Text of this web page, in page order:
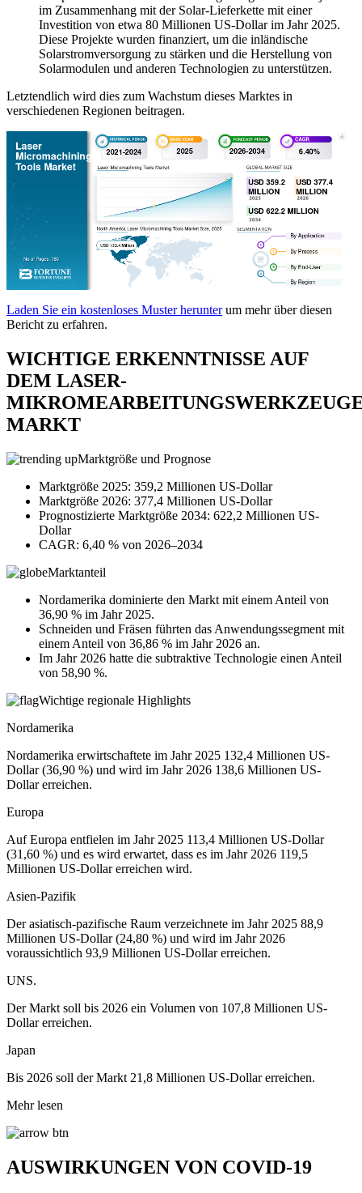
im Zusammenhang mit der Solar-Lieferkette mit einer
Investition von etwa 80 Millionen US-Dollar im Jahr 2025.
Diese Projekte wurden finanziert, um die inländische
Solarstromversorgung zu stärken und die Herstellung von
Solarmodulen und anderen Technologien zu unterstützen.
Letztendlich wird dies zum Wachstum dieses Marktes in
verschiedenen Regionen beitragen.
Laden Sie ein kostenloses Muster herunterum mehr über diesen
Bericht zu erfahren.
WICHTIGE ERKENNTNISSE AUF
DEM LASER-
MARKT
Marktgröße und Prognose
Marktgröße 2025: 359,2 Millionen US-Dollar
Marktgröße 2026: 377,4 Millionen US-Dollar
Prognostizierte Marktgröße 2034: 622,2 Millionen US-
Dollar
CAGR: 6,40 % von 2026–2034
Marktanteil
Nordamerika dominierte den Markt mit einem Anteil von
36,90 % im Jahr 2025.
Schneiden und Fräsen führten das Anwendungssegment mit
einem Anteil von 36,86 % im Jahr 2026 an.
Im Jahr 2026 hatte die subtraktive Technologie einen Anteil
von 58,90 %.
Wichtige regionale Highlights
Nordamerika
Nordamerika erwirtschaftete im Jahr 2025 132,4 Millionen US-
Dollar (36,90 %) und wird im Jahr 2026 138,6 Millionen US-
Dollar erreichen.
Europa
Auf Europa entfielen im Jahr 2025 113,4 Millionen US-Dollar
(31,60 %) und es wird erwartet, dass es im Jahr 2026 119,5
Millionen US-Dollar erreichen wird.
Asien-Pazifik
Der asiatisch-pazifische Raum verzeichnete im Jahr 2025 88,9
Millionen US-Dollar (24,80 %) und wird im Jahr 2026
voraussichtlich 93,9 Millionen US-Dollar erreichen.
UNS.
Der Markt soll bis 2026 ein Volumen von 107,8 Millionen US-
Dollar erreichen.
Japan
Bis 2026 soll der Markt 21,8 Millionen US-Dollar erreichen.
Mehr lesen
AUSWIRKUNGEN VON COVID-19